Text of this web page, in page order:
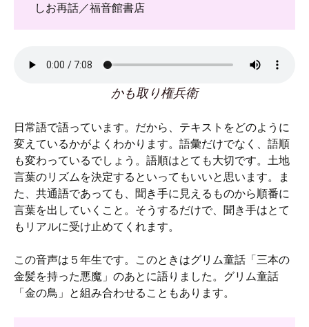
しお再話／福音館書店
かも取り権兵衛
日常語で語っています。だから、テキストをどのように
変えているかがよくわかります。語彙だけでなく、語順
も変わっているでしょう。語順はとても大切です。土地
言葉のリズムを決定するといってもいいと思います。ま
た、共通語であっても、聞き手に見えるものから順番に
言葉を出していくこと。そうするだけで、聞き手はとて
もリアルに受け止めてくれます。
この音声は５年生です。このときはグリム童話「三本の
金髪を持った悪魔」のあとに語りました。グリム童話
「金の鳥」と組み合わせることもあります。